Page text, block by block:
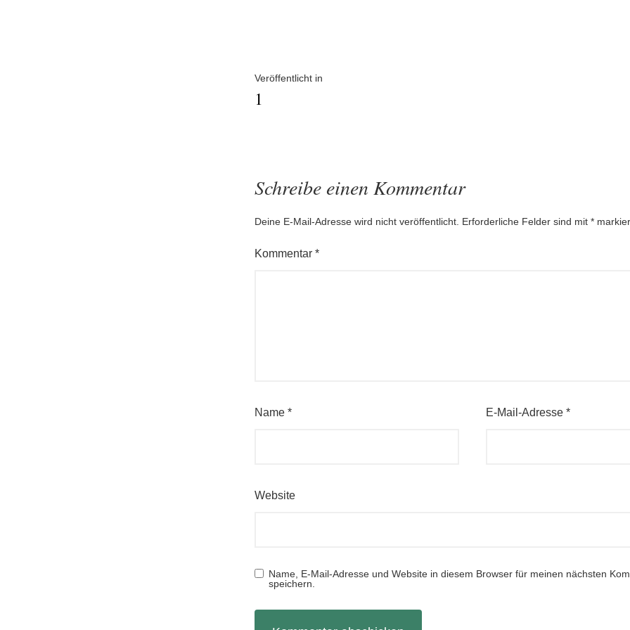
Beitragsnavigation
Veröffentlicht in
1
Schreibe einen Kommentar
Deine E-Mail-Adresse wird nicht veröffentlicht. Erforderliche Felder sind mit *
Kommentar *
Name * E-Mail-Adresse *
Website
Name, E-Mail-Adresse und Website in diesem Browser für meinen nächsten
speichern.